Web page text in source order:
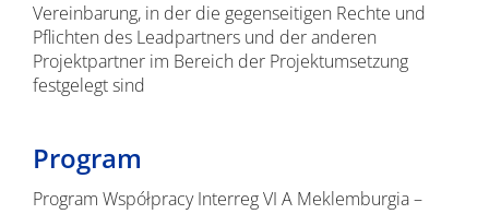
Vereinbarung, in der die gegenseitigen Rechte und
Pflichten des Leadpartners und der anderen
Projektpartner im Bereich der Projektumsetzung
festgelegt sind
Program
Program Współpracy Interreg VI A Meklemburgia –